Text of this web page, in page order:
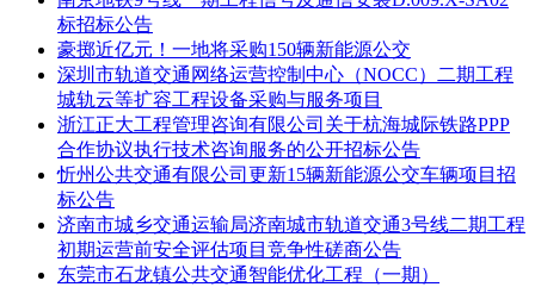
2、按照《中小企业划型标准规定》(工信部联企业﹝2011﹞
300号)，采购标的对应的中小企业划分标准所属行业为 工业
3、交付地址：招标人指定地点。
4、供货期限：自合同签订之日起至2025年8月1日前完成车辆
上牌和交付，并通过招标人验收。
5、采购预算金额：61,900,000.00元(国库资金：0元;自筹资
金：61,900,000.00元) 最高限价：61,900,000.00元，单价限价
为8米高一级纯电动公交车辆：1300000元/辆，12米级(双开门)
标招标公告
豪掷近亿元！一地将采购150辆新能源公交
深圳市轨道交通网络运营控制中心（NOCC）二期工程
城轨云等扩容工程设备采购与服务项目
浙江正大工程管理咨询有限公司关于杭海城际铁路PPP
合作协议执行技术咨询服务的公开招标公告
忻州公共交通有限公司更新15辆新能源公交车辆项目招
标公告
济南市城乡交通运输局济南城市轨道交通3号线二期工程
初期运营前安全评估项目竞争性磋商公告
东莞市石龙镇公共交通智能优化工程（一期）